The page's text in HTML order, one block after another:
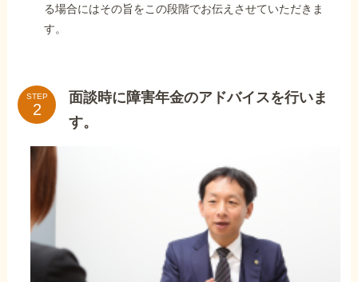
る場合にはその旨をこの段階でお伝えさせていただきま
す。
STEP
面談時に障害年金のアドバイスを行いま
す。